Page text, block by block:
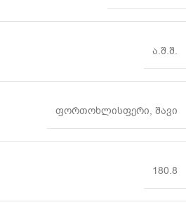
ა.შ.შ.
ფორთოხლისფერი, შავი
180.8